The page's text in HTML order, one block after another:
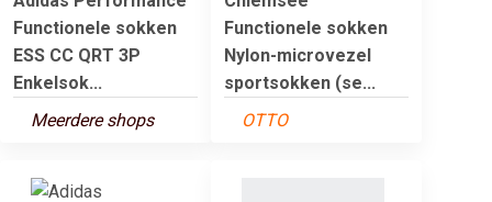
Functionele sokken
ESS CC QRT 3P
Enkelsok...
Meerdere shops
Functionele sokken
Nylon-microvezel
sportsokken (se...
OTTO